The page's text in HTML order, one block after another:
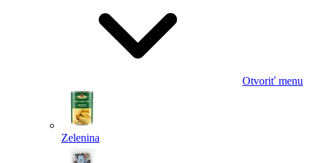
Otvoriť menu
Zelenina